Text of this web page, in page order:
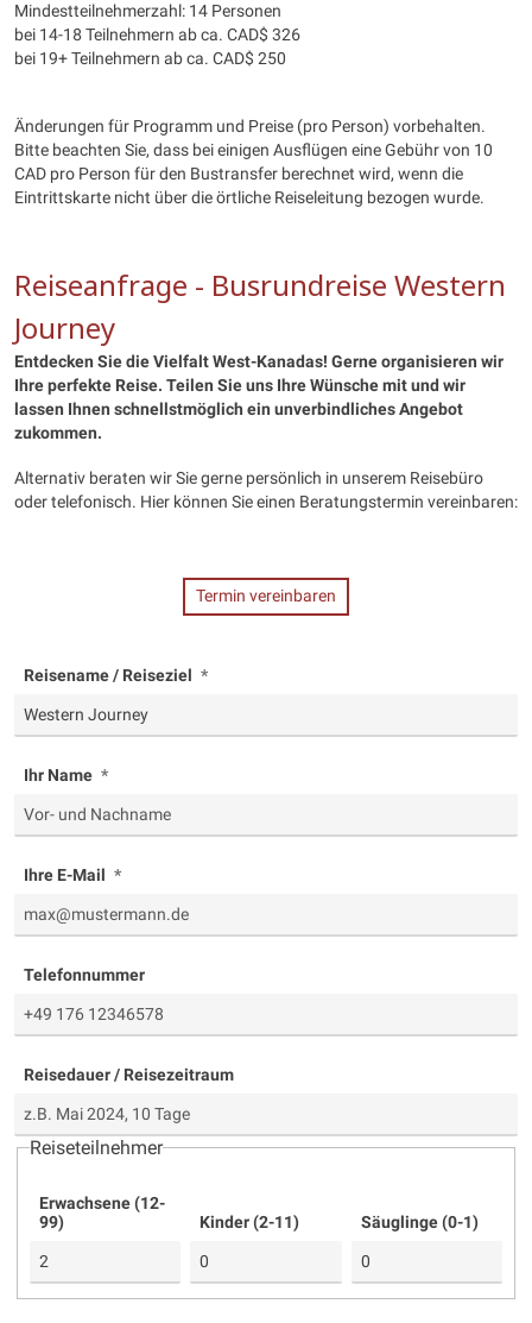
Mindestteilnehmerzahl: 14 Personen
bei 14-18 Teilnehmern ab ca. CAD$ 326
bei 19+ Teilnehmern ab ca. CAD$ 250
Änderungen für Programm und Preise (pro Person) vorbehalten.
Bitte beachten Sie, dass bei einigen Ausflügen eine Gebühr von 10
CAD pro Person für den Bustransfer berechnet wird, wenn die
Eintrittskarte nicht über die örtliche Reiseleitung bezogen wurde.
Reiseanfrage - Busrundreise Western
Journey
Entdecken Sie die Vielfalt West-Kanadas! Gerne organisieren wir
Ihre perfekte Reise. Teilen Sie uns Ihre Wünsche mit und wir
lassen Ihnen schnellstmöglich ein unverbindliches Angebot
zukommen.
Alternativ beraten wir Sie gerne persönlich in unserem Reisebüro
oder telefonisch. Hier können Sie einen Beratungstermin vereinbaren:
Termin vereinbaren
Reisename / Reiseziel
Ihr Name
Ihre E-Mail
Telefonnummer
Reisedauer / Reisezeitraum
Reiseteilnehmer
Erwachsene (12-
99)
Kinder (2-11) Säuglinge (0-1)